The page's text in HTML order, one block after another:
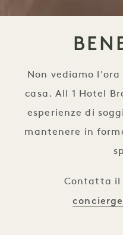
Non vediamo
casa. All 1 Hotel
esperienze di
mantenere in
Contatta il